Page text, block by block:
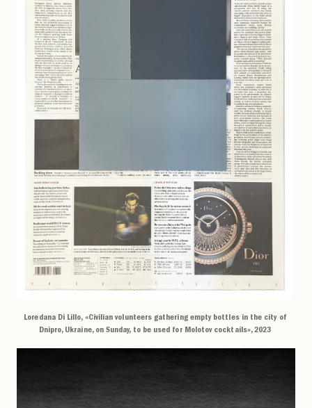
Loredana Di Lillo, «Civilian volunteers gathering empty bottles in the city of
Dnipro, Ukraine, on Sunday, to be used for Molotov cocktails», 2023